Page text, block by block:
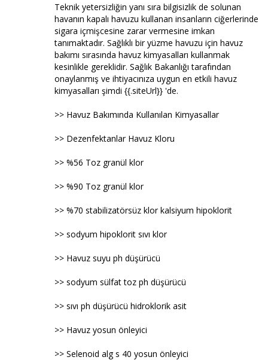
Teknik yetersizliğin yanı sıra bilgisizlik de solunan
havanın kapalı havuzu kullanan insanların ciğerlerinde
sigara içmişcesine zarar vermesine imkan
tanımaktadır. Sağlıklı bir yüzme havuzu için havuz
bakımı sırasında havuz kimyasalları kullanmak
kesinlikle gereklidir. Sağlık Bakanlığı tarafından
onaylanmış ve ihtiyacınıza uygun en etkili havuz
kimyasalları şimdi {{.siteUrl}} 'de.
>> Havuz Bakımında Kullanılan Kimyasallar
>> Dezenfektanlar Havuz Kloru
>> %56 Toz granül klor
>> %90 Toz granül klor
>> %70 stabilizatörsüz klor kalsiyum hipoklorit
>> sodyum hipoklorit sıvı klor
>> Havuz suyu ph düşürücü
>> sodyum sülfat toz ph düşürücü
>> sıvı ph düşürücü hidroklorik asit
>> Havuz yosun önleyici
>> Selenoid alg s 40 yosun önleyici